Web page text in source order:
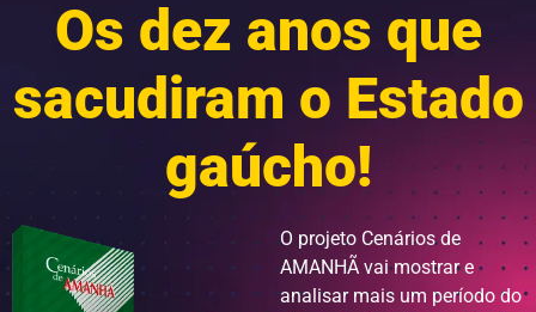
Os dez anos que
sacudiram o Estado
gaúcho!
O projeto Cenários de
AMANHÃ vai mostrar e
analisar mais um período do